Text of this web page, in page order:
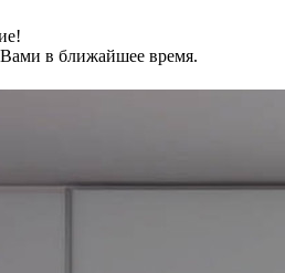
в ближайшее время.